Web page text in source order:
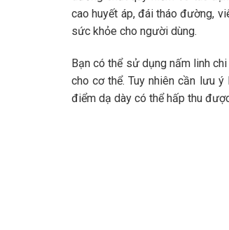
cao huyết áp, đái tháo đường,
sức khỏe cho người dùng.
Bạn có thể sử dụng nấm linh
cho cơ thể. Tuy nhiên cần lưu
điểm dạ dày có thể hấp thu